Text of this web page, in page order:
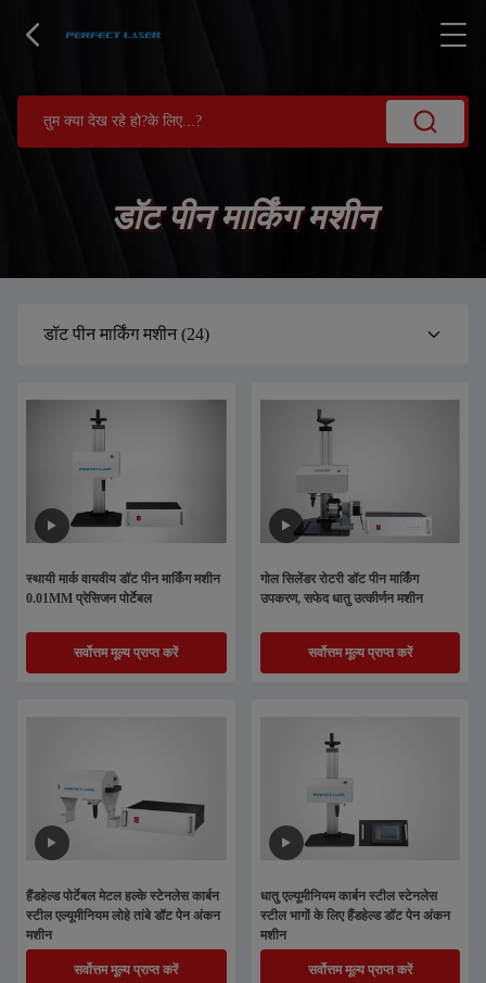
डॉट पीन मार्किंग मशीन
डॉट पीन मार्किंग मशीन(24)
स्थायी मार्क वायवीय डॉट पीन मार्किंग मशीन
0.01MM प्रेसिजन पोर्टेबल
सर्वोत्तम मूल्य प्राप्त करें
गोल सिलेंडर रोटरी डॉट पीन मार्किंग
उपकरण, सफेद धातु उत्कीर्णन मशीन
सर्वोत्तम मूल्य प्राप्त करें
हैंडहेल्ड पोर्टेबल मेटल हल्के स्टेनलेस कार्बन
स्टील एल्यूमीनियम लोहे तांबे डॉट पेन अंकन
मशीन
सर्वोत्तम मूल्य प्राप्त करें
धातु एल्यूमीनियम कार्बन स्टील स्टेनलेस
स्टील भागों के लिए हैंडहेल्ड डॉट पेन अंकन
मशीन
सर्वोत्तम मूल्य प्राप्त करें